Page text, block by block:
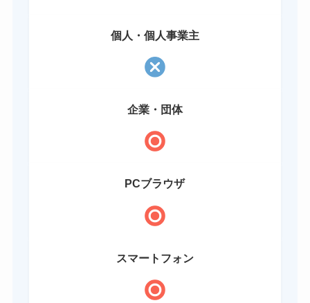
個人・個人事業主
企業・団体
PCブラウザ
スマートフォン